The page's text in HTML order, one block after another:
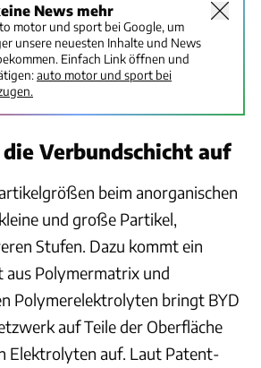
News mehr
motor und sport bei Google, um
unsere neuesten Inhalte und News
Einfach Link öffnen und
auto motor und sport bei
die Verbundschicht auf
beim anorganischen
und große Partikel,
Stufen. Dazu kommt ein
Polymermatrix und
Polymerelektrolyten bringt BYD
auf Teile der Oberfläche
Elektrolyten auf. Laut Patent-